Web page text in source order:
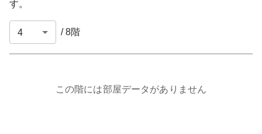
す。
/8階
この階には部屋データがありません